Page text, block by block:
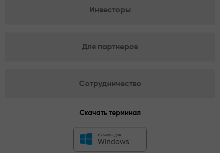
Инвесторы
Для партнеров
Сотрудничество
Скачать терминал